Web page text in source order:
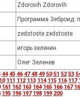
Zdorovih Zdorovih
Программа Зеброид:
zedstoste zedstoste
игорь зеленин
Олег Зеленев
44 45 46 47 48 49 50 51 52 53
111 112 113 114 115 116 117
161 162 163 164 165 166 167
195 196 197 198 199 200